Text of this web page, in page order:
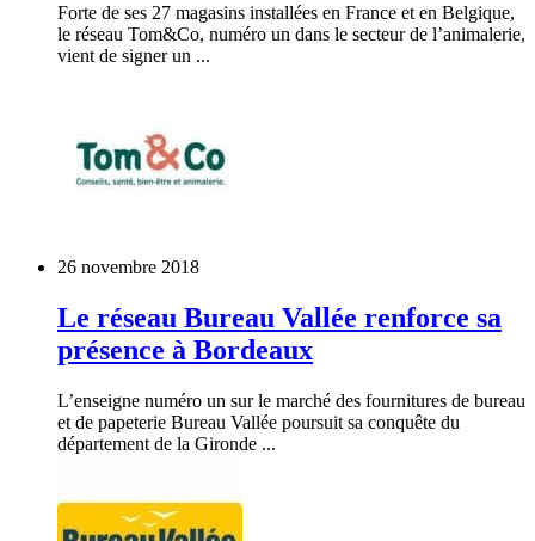
Forte de ses 27 magasins installées en France et en Belgique,
le réseau Tom&Co, numéro un dans le secteur de l’animalerie,
vient de signer un ...
26 novembre 2018
Le réseau Bureau Vallée renforce sa
présence à Bordeaux
L’enseigne numéro un sur le marché des fournitures de bureau
et de papeterie Bureau Vallée poursuit sa conquête du
département de la Gironde ...